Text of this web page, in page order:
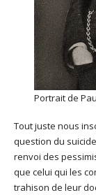
Portrait de
Tout juste nous
question du
renvoi des
que celui qui les
trahison de leur